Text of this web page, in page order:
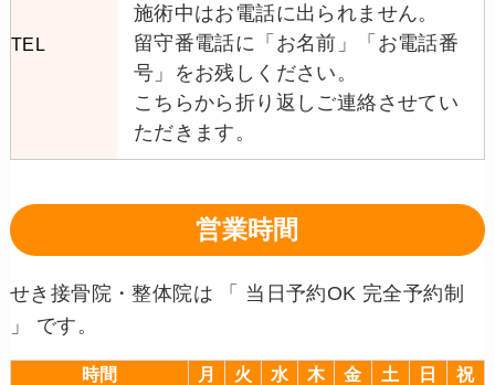
TEL
施術中はお電話に出られません。
留守番電話に「お名前」「お電話番
号」をお残しください。
こちらから折り返しご連絡させてい
ただきます。
営業時間
せき接骨院・整体院は 「 当日予約OK 完全予約制
」 です。
時間 月 火 水 木 金 土 日
祝